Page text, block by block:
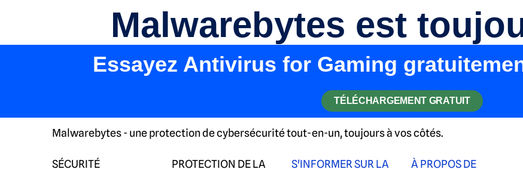
Malwarebytes est
Essayez Antivirus for Gaming
TÉLÉCHARGEMENT GRATUIT
Malwarebytes - une protection de cybersécurité tout-en-un, toujours à vos côtés.
SÉCURITÉ
PROTECTION DE LA
S'INFORMER SUR LA
À PROPOS DE